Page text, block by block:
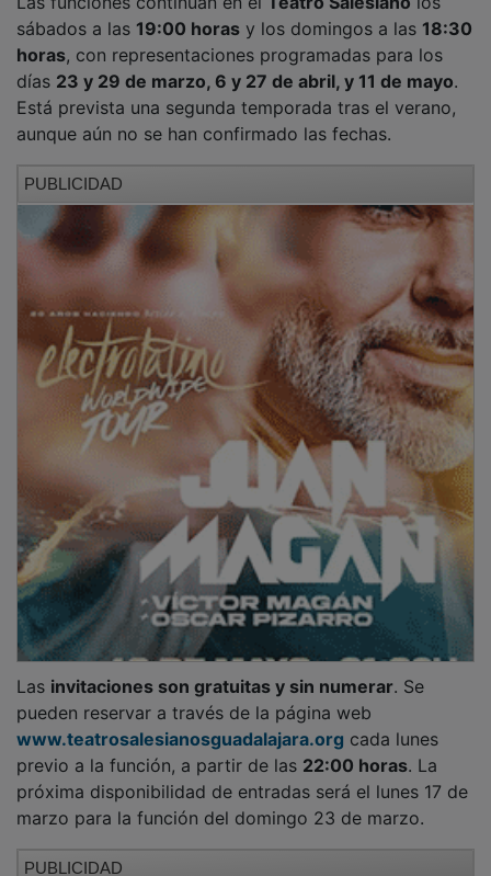
sábados a las 19:00 horasy los domingos a las18:30
horas, con representaciones programadas para los
días23 y 29 de marzo, 6 y 27 de abril, y 11 de mayo
Está prevista una segunda temporada tras el verano,
aunque aún no se han confirmado las fechas.
pueden reservar a través de la página web
www.teatrosalesianosguadalajara.orgcada lunes
previo a la función, a partir de las22:00 horas. La
próxima disponibilidad de entradas será el lunes 17 de
marzo para la función del domingo 23 de marzo.